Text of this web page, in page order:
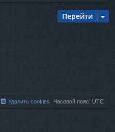
Перейти
Часовой пояс: UTC
Удалить cookies